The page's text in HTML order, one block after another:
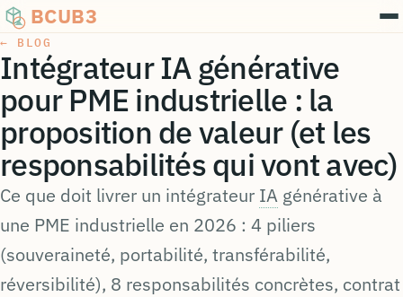
BCUB3
← BLOG
Intégrateur IA générative
pour PME industrielle : la
proposition de valeur (et les
responsabilités qui vont avec)
Ce que doit livrer un intégrateur IA générative à
une PME industrielle en 2026 : 4 piliers
(souveraineté, portabilité, transférabilité,
réversibilité), 8 responsabilités concrètes, contrat